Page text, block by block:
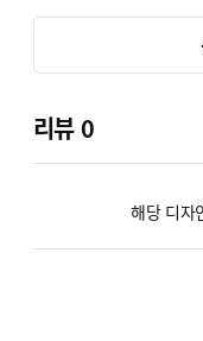
리뷰0
해당 디자